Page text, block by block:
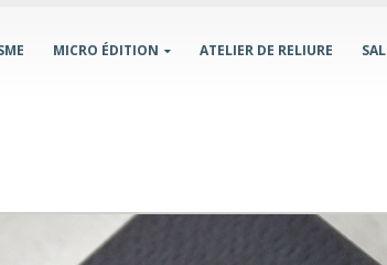
MICRO ÉDITION ATELIER DE RELIURE